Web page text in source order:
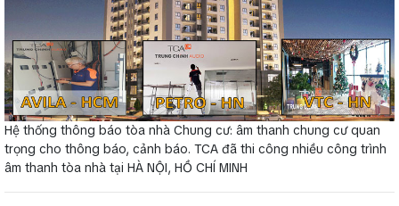
Hệ thống thông báo tòa nhà Chung cư: âm thanh chung cư quan
trọng cho thông báo, cảnh báo. TCA đã thi công nhiều công trình
âm thanh tòa nhà tại HÀ NỘI, HỒ CHÍ MINH